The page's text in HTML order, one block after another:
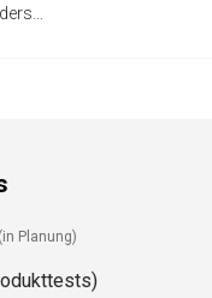
(in Planung)